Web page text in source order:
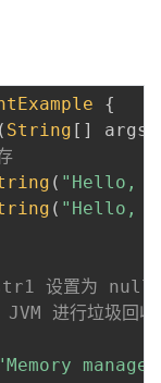
{
( String [ ] args
( "Hello,
( "Hello,
设置为 null，
进行垃圾回收